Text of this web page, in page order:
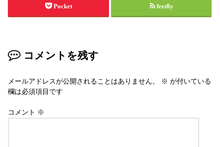
Pocket feedly
コメントを残す
メールアドレスが公開されることはありません。 ※ が付いている
欄は必須項目です
コメント ※